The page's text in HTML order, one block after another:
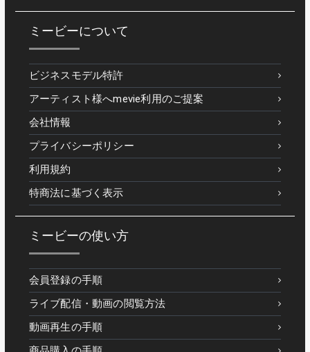
ミービーについて
ビジネスモデル特許
アーティスト様へmevie利用のご提案
会社情報
プライバシーポリシー
利用規約
特商法に基づく表示
ミービーの使い方
会員登録の手順
ライブ配信・動画の閲覧方法
動画再生の手順